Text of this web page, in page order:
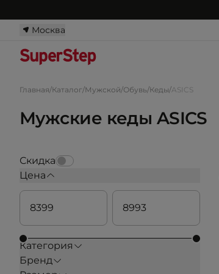
Москва
Главная/Каталог/Мужской/Обувь/Кеды/ASICS
Мужские кеды ASICS
Скидка
Цена
Категория
Бренд